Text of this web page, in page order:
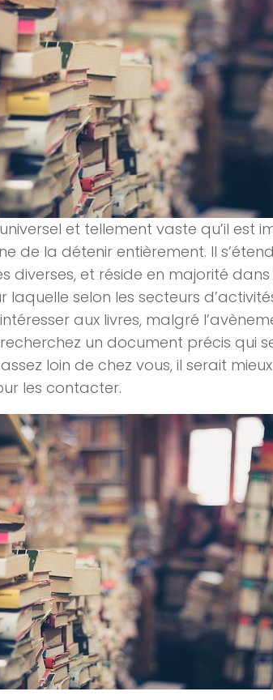
et tellement vaste qu’il est
de la détenir entièrement. Il
diverses, et réside en majorité dans
laquelle selon les secteurs
aux livres, malgré
recherchez un document précis qui
loin de chez vous, il serait
les contacter.